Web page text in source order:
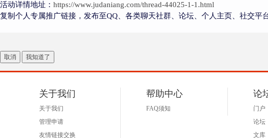
活动详情地址： https://www.judaniang.com/thread-44025-1-1.html
复制个人专属推广链接，发布至QQ、各类聊天社群、论坛、个人主页、社交
取消 我知道了
关于我们
关于我们
管理申请
友情链接交换
帮助中心
FAQ须知
论
门户
论坛
文库